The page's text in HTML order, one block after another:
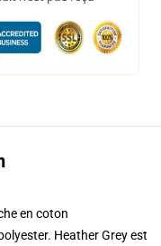
en coton
Heather Grey est